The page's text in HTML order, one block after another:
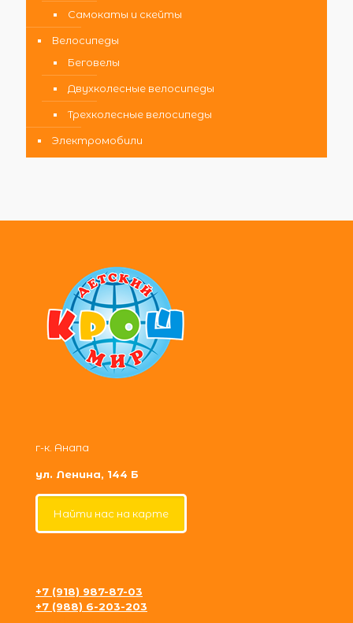
Самокаты и скейты
Велосипеды
Беговелы
Двухколесные велосипеды
Трехколесные велосипеды
Электромобили
г-к. Анапа
ул. Ленина, 144 Б
Найти нас на карте
+7 (918) 987-87-03
+7 (988) 6-203-203